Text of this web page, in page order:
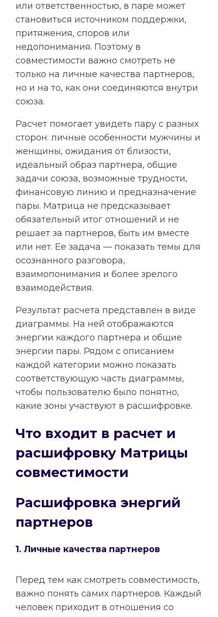
или ответственностью, в паре может
становиться источником поддержки,
притяжения, споров или
недопонимания. Поэтому в
совместимости важно смотреть не
только на личные качества партнеров,
но и на то, как они соединяются внутри
союза.
Расчет помогает увидеть пару с разных
сторон: личные особенности мужчины и
женщины, ожидания от близости,
идеальный образ партнера, общие
задачи союза, возможные трудности,
финансовую линию и предназначение
пары. Матрица не предсказывает
обязательный итог отношений и не
решает за партнеров, быть им вместе
или нет. Ее задача — показать темы для
осознанного разговора,
взаимопонимания и более зрелого
взаимодействия.
Результат расчета представлен в виде
диаграммы. На ней отображаются
энергии каждого партнера и общие
энергии пары. Рядом с описанием
каждой категории можно показать
соответствующую часть диаграммы,
чтобы пользователю было понятно,
какие зоны участвуют в расшифровке.
Что входит в расчет и
расшифровку Матрицы
совместимости
Расшифровка энергий
партнеров
1. Личные качества партнеров
Перед тем как смотреть совместимость,
важно понять самих партнеров. Каждый
человек приходит в отношения со